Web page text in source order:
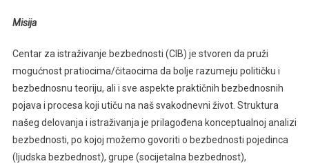
Misija
Centar za istraživanje bezbednosti (CIB) je stvoren da pruži
mogućnost pratiocima/čitaocima da bolje razumeju političku i
bezbednosnu teoriju, ali i sve aspekte praktičnih bezbednosnih
pojava i procesa koji utiču na naš svakodnevni život. Struktura
našeg delovanja i istraživanja je prilagođena konceptualnoj analizi
bezbednosti, po kojoj možemo govoriti o bezbednosti pojedinca
(ljudska bezbednost), grupe (socijetalna bezbednost),